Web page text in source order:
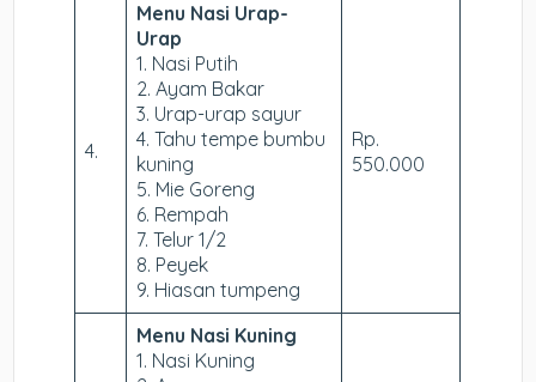
4.
Menu Nasi Urap-
Urap
1. Nasi Putih
2. Ayam Bakar
3. Urap-urap sayur
4. Tahu tempe bumbu
kuning
5. Mie Goreng
6. Rempah
7. Telur 1/2
8. Peyek
9. Hiasan tumpeng
Rp.
550.000
Menu Nasi Kuning
1. Nasi Kuning